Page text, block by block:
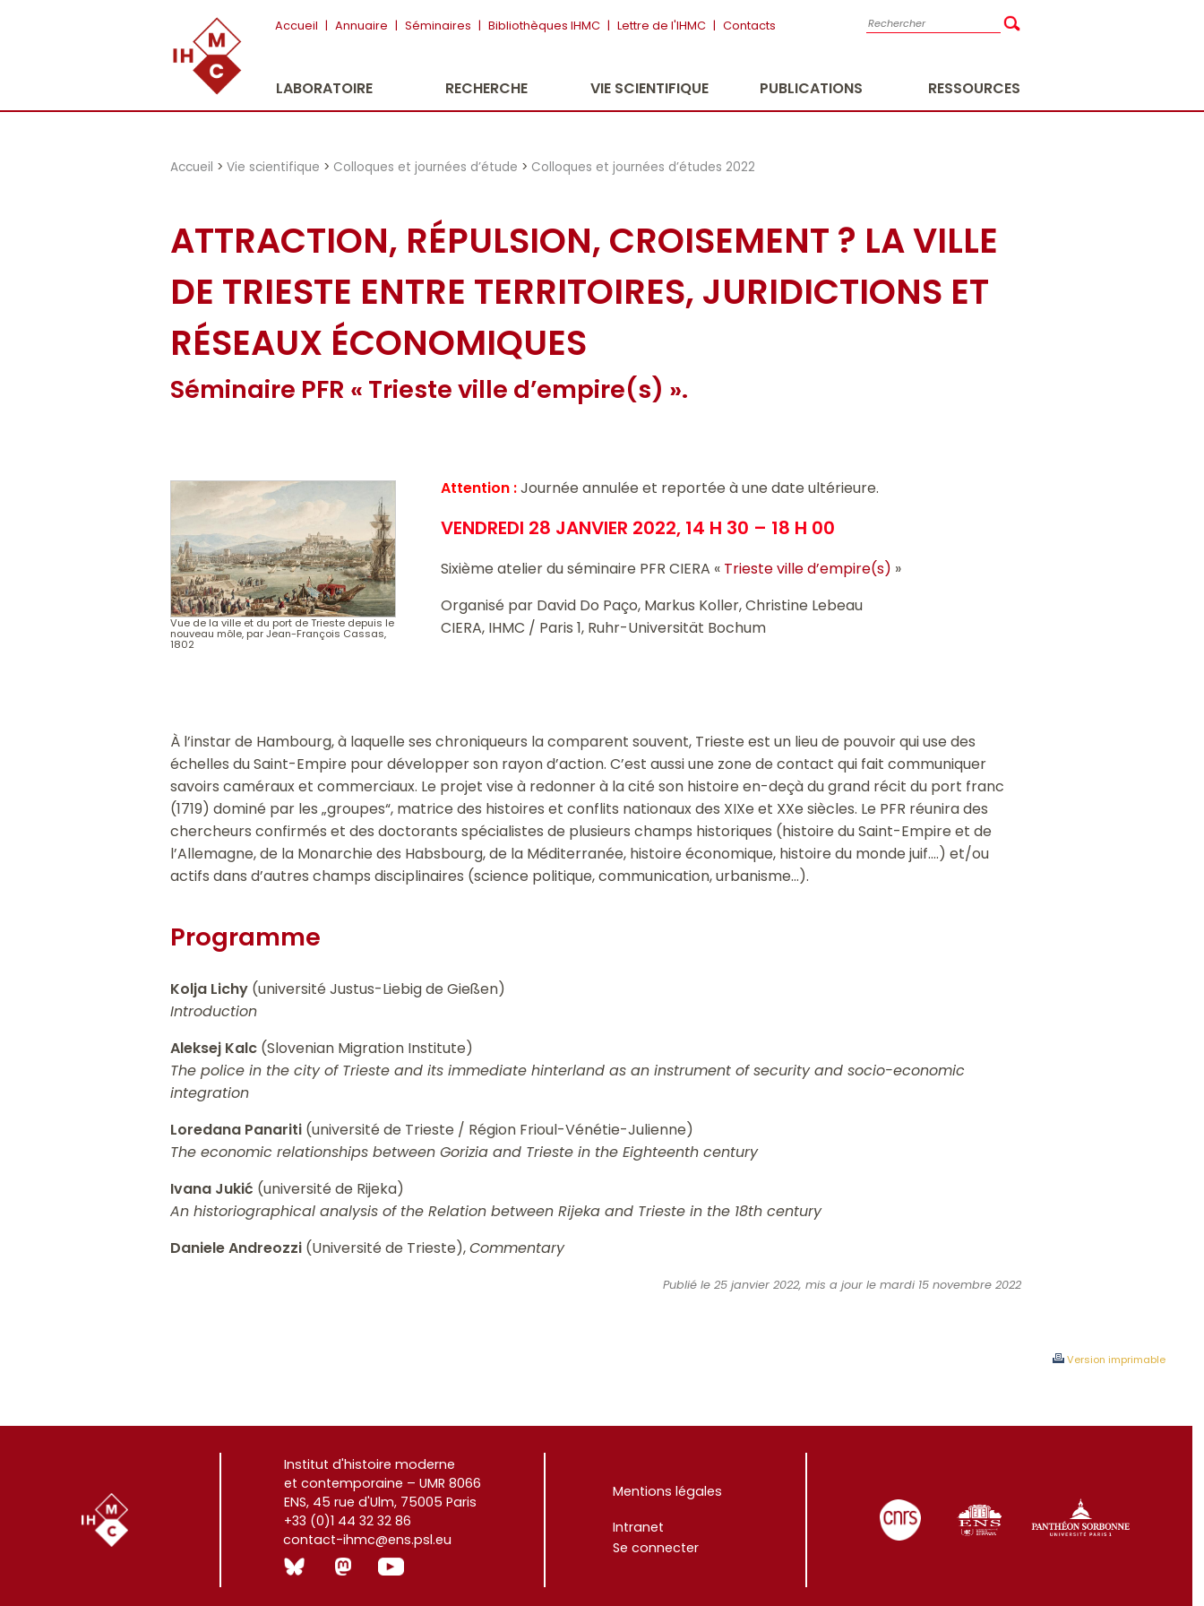
Accueil | Annuaire | Séminaires | Bibliothèques IHMC | Lettre de l'IHMC | Contacts
LABORATOIRE RECHERCHE VIE SCIENTIFIQUE PUBLICATIONS RESSOURCES
Accueil >Vie scientifique > Colloques et journées d’étude > Colloques et journées d’études 2022
ATTRACTION, RÉPULSION, CROISEMENT ? LA VILLE
DE TRIESTE ENTRE TERRITOIRES, JURIDICTIONS ET
RÉSEAUX ÉCONOMIQUES
Séminaire PFR « Trieste ville d’empire(s) ».
Vue de la ville et du port de Trieste depuis le
nouveau môle, par Jean-François Cassas,
1802
Attention :Journée annulée et reportée à une date ultérieure.
VENDREDI 28 JANVIER 2022, 14 H 30 – 18 H 00
Sixièmeatelier du séminaire PFR CIERA « Trieste ville d’empire(s) »
Organisé par David Do Paço, Markus Koller, Christine Lebeau
CIERA, IHMC / Paris 1, Ruhr-Universität Bochum
À l’instar de Hambourg, à laquelle ses chroniqueurs la comparent souvent, Trieste est un lieu de pouvoir qui use des
échelles du Saint-Empire pour développer son rayon d’action. C’est aussi une zone de contact qui fait communiquer
savoirs caméraux et commerciaux. Le projet vise à redonner à la cité son histoire en-deçà du grand récit du port franc
(1719) dominé par les „groupes“, matrice des histoires et conflits nationaux des XIXe et XXe siècles. Le PFR réunira des
chercheurs confirmés et des doctorants spécialistes de plusieurs champs historiques (histoire du Saint-Empire et de
l’Allemagne, de la Monarchie des Habsbourg, de la Méditerranée, histoire économique, histoire du monde juif....) et/ou
actifs dans d’autres champs disciplinaires (science politique, communication, urbanisme...).
Programme
Kolja Lichy (université Justus-Liebig de Gießen)
Introduction
Aleksej Kalc (Slovenian Migration Institute)
The police in the city of Trieste and its immediate hinterland as an instrument of security and socio-economic
integration
Loredana Panariti (université de Trieste / Région Frioul-Vénétie-Julienne)
The economic relationships between Gorizia and Trieste in the Eighteenth century
Ivana Jukić (université de Rijeka)
An historiographical analysis of the Relation between Rijeka and Trieste in the 18th century
Daniele Andreozzi (Université de Trieste),Commentary
Publié le 25 janvier 2022, mis a jour le mardi 15 novembre 2022
Version imprimable
Institut d'histoire moderne
et contemporaine – UMR 8066
ENS, 45 rue d'Ulm, 75005 Paris
+33 (0)1 44 32 32 86
contact-ihmc@ens.psl.eu
Mentions légales
Intranet
Se connecter